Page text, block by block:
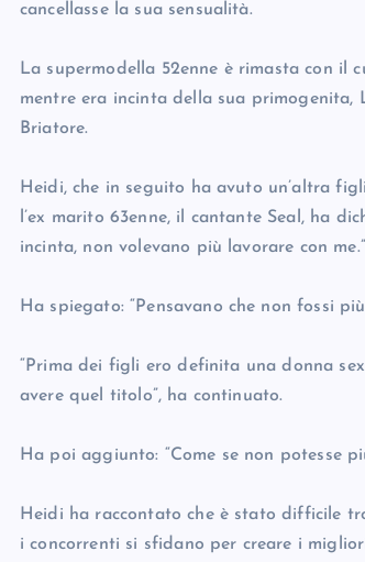
cancellasse la sua sensualità.
La supermodella 52enne è rimasta con il
mentre era incinta della sua primogenita,
Briatore.
Heidi, che in seguito ha avuto un’altra
l’ex marito 63enne, il cantante Seal, ha
incinta, non volevano più lavorare con me.”
Ha spiegato: “Pensavano che non fossi
“Prima dei figli ero definita una donna
avere quel titolo”, ha continuato.
Ha poi aggiunto: “Come se non potesse
Heidi ha raccontato che è stato difficile
i concorrenti si sfidano per creare i